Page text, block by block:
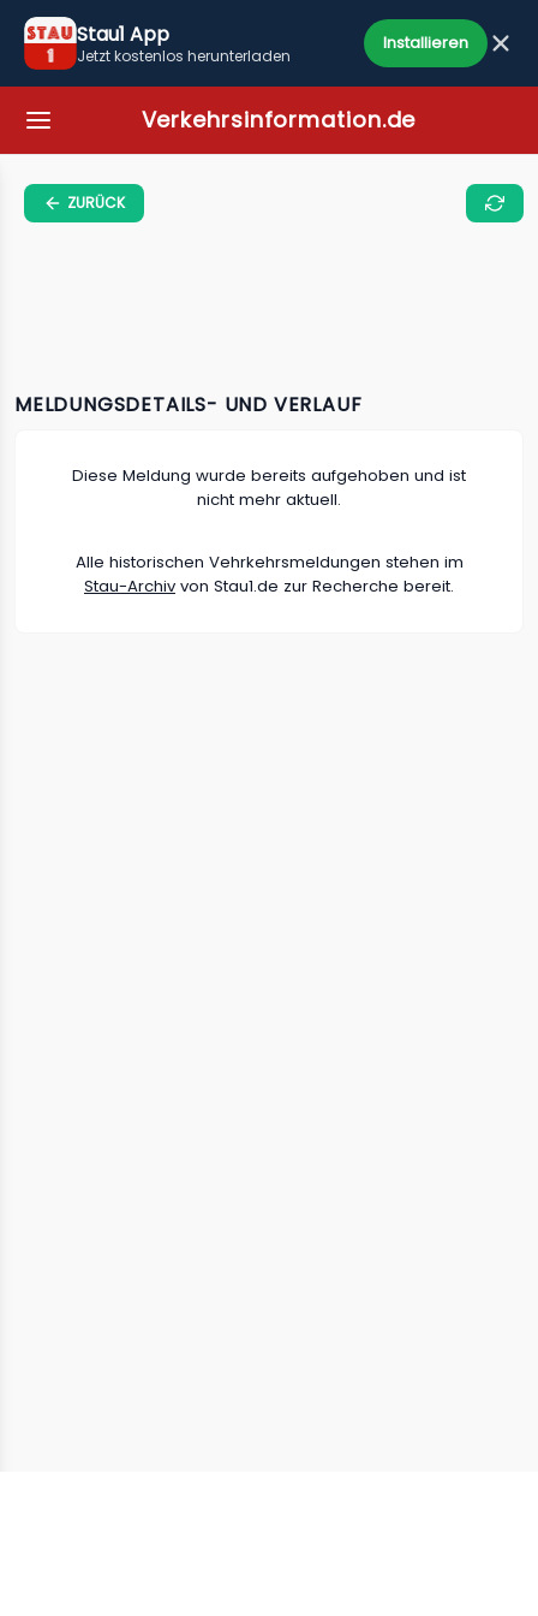
Stau1 App
Jetzt kostenlos herunterladen
Installieren
Verkehrsinformation.de
ZURÜCK
MELDUNGSDETAILS- UND VERLAUF
Diese Meldung wurde bereits aufgehoben und ist
nicht mehr aktuell.
Alle historischen Vehrkehrsmeldungen stehen im
Stau-Archiv von Stau1.de zur Recherche bereit.